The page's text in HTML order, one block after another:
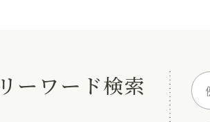
ーワード検索